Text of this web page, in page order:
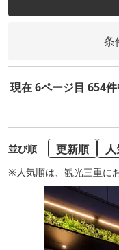
条
現在 6ページ目 654
並び順 更新順
※人気順は、観光三重に